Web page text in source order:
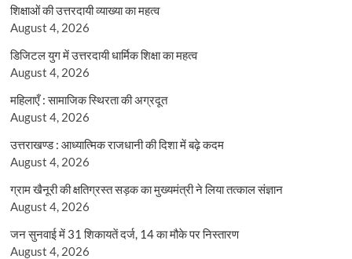
शिक्षाओं की उत्तरदायी व्याख्या का महत्व
August 4, 2026
डिजिटल युग में उत्तरदायी धार्मिक शिक्षा का महत्व
August 4, 2026
महिलाएँ : सामाजिक स्थिरता की अग्रदूत
August 4, 2026
उत्तराखण्ड : आध्यात्मिक राजधानी की दिशा में बढ़े कदम
August 4, 2026
ग्राम खैनूरी की क्षतिग्रस्त सड़क का मुख्यमंत्री ने लिया तत्काल संज्ञान
August 4, 2026
जन सुनवाई में 31 शिकायतें दर्ज, 14 का मौके पर निस्तारण
August 4, 2026